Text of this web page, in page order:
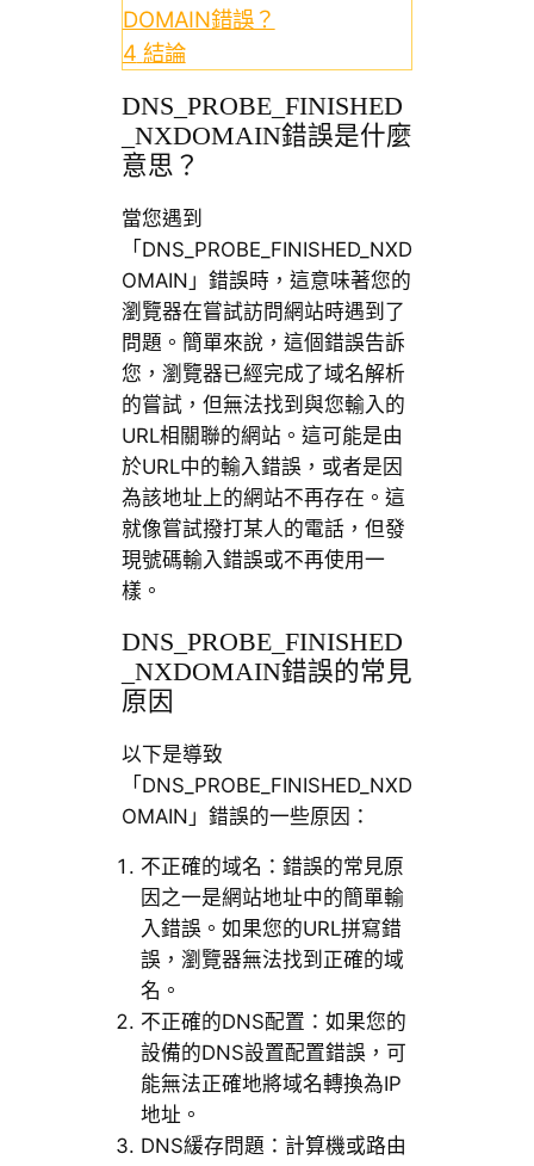
DOMAIN錯誤？
4 結論
DNS_PROBE_FINISHED
_NXDOMAIN錯誤是什麼
意思？
當您遇到
「DNS_PROBE_FINISHED_NXD
OMAIN」錯誤時，這意味著您的
瀏覽器在嘗試訪問網站時遇到了
問題。簡單來說，這個錯誤告訴
您，瀏覽器已經完成了域名解析
的嘗試，但無法找到與您輸入的
URL相關聯的網站。這可能是由
於URL中的輸入錯誤，或者是因
為該地址上的網站不再存在。這
就像嘗試撥打某人的電話，但發
現號碼輸入錯誤或不再使用一
樣。
DNS_PROBE_FINISHED
_NXDOMAIN錯誤的常見
原因
以下是導致
「DNS_PROBE_FINISHED_NXD
OMAIN」錯誤的一些原因：
不正確的域名：錯誤的常見原
因之一是網站地址中的簡單輸
入錯誤。如果您的URL拼寫錯
誤，瀏覽器無法找到正確的域
名。
不正確的DNS配置：如果您的
設備的DNS設置配置錯誤，可
能無法正確地將域名轉換為IP
地址。
DNS緩存問題：計算機或路由